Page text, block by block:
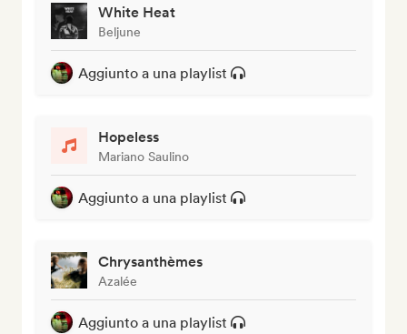
White Heat
Beljune
Aggiunto a una playlist
Hopeless
Mariano Saulino
Aggiunto a una playlist
Chrysanthèmes
Azalée
Aggiunto a una playlist